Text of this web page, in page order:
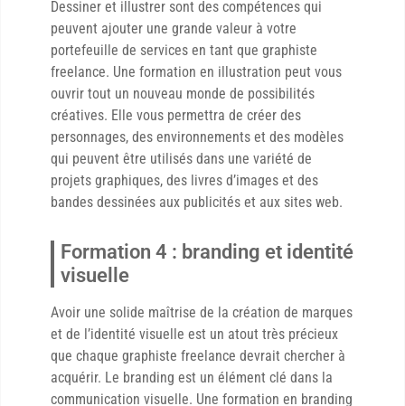
Dessiner et illustrer sont des compétences qui
peuvent ajouter une grande valeur à votre
portefeuille de services en tant que graphiste
freelance. Une formation en illustration peut vous
ouvrir tout un nouveau monde de possibilités
créatives. Elle vous permettra de créer des
personnages, des environnements et des modèles
qui peuvent être utilisés dans une variété de
projets graphiques, des livres d’images et des
bandes dessinées aux publicités et aux sites web.
Formation 4 : branding et identité
visuelle
Avoir une solide maîtrise de la création de marques
et de l’identité visuelle est un atout très précieux
que chaque graphiste freelance devrait chercher à
acquérir. Le branding est un élément clé dans la
communication visuelle. Une formation en branding